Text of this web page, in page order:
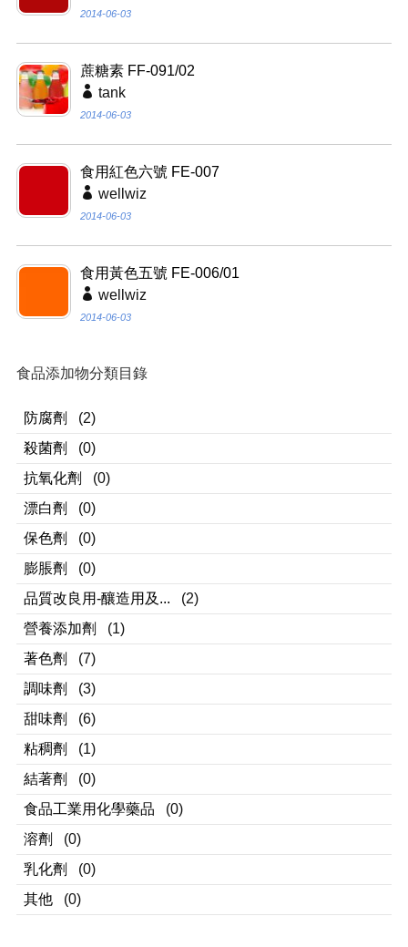
2014-06-03
蔗糖素 FF-091/02
tank
2014-06-03
食用紅色六號 FE-007
wellwiz
2014-06-03
食用黃色五號 FE-006/01
wellwiz
2014-06-03
食品添加物分類目錄
防腐劑
(2)
殺菌劑
(0)
抗氧化劑
(0)
漂白劑
(0)
保色劑
(0)
膨脹劑
(0)
品質改良用-釀造用及...
(2)
營養添加劑
(1)
著色劑
(7)
調味劑
(3)
甜味劑
(6)
粘稠劑
(1)
結著劑
(0)
食品工業用化學藥品
(0)
溶劑
(0)
乳化劑
(0)
其他
(0)